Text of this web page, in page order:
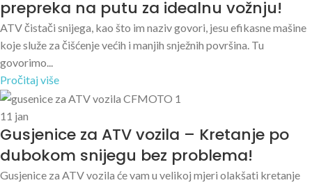
prepreka na putu za idealnu vožnju!
ATV čistači snijega, kao što im naziv govori, jesu efikasne mašine
koje služe za čišćenje većih i manjih snježnih površina. Tu
govorimo...
Pročitaj više
11 jan
Gusjenice za ATV vozila – Kretanje po
dubokom snijegu bez problema!
Gusjenice za ATV vozila će vam u velikoj mjeri olakšati kretanje